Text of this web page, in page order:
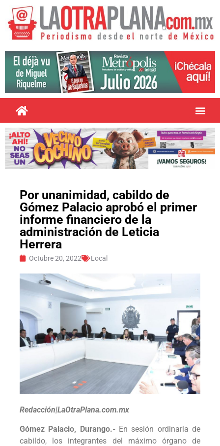
Por unanimidad, cabildo de
Gómez Palacio aprobó el primer
informe financiero de la
administración de Leticia
Herrera
Octubre 20, 2022 Local
Redacción|LaOtraPlana.com.mx
Gómez Palacio, Durango.-En sesión ordinaria de
cabildo, los integrantes del máximo órgano de